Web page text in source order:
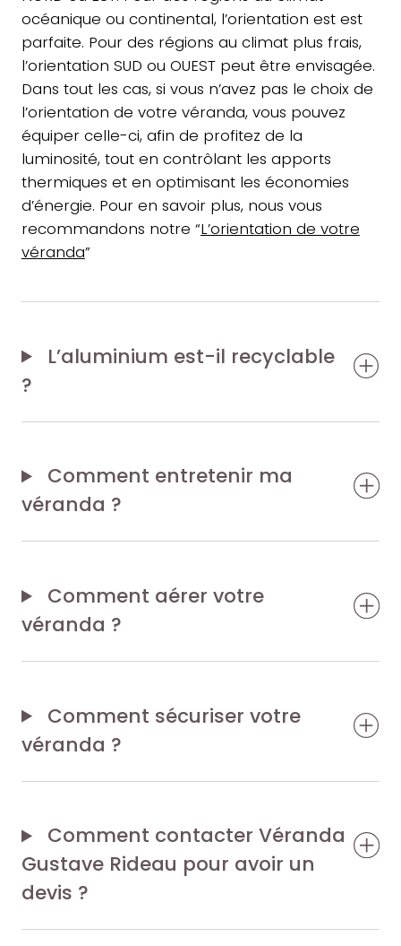
océanique ou continental, l’orientation est est
parfaite. Pour des régions au climat plus frais,
l’orientation SUD ou OUEST peut être envisagée.
Dans tout les cas, si vous n’avez pas le choix de
l’orientation de votre véranda, vous pouvez
équiper celle-ci, afin de profitez de la
luminosité, tout en contrôlant les apports
thermiques et en optimisant les économies
d’énergie. Pour en savoir plus, nous vous
recommandons notre “L’orientation de votre
véranda”
L’aluminium est-il recyclable
?
Comment entretenir ma
véranda ?
Comment aérer votre
véranda ?
Comment sécuriser votre
véranda ?
Comment contacter Véranda
Gustave Rideau pour avoir un
devis ?